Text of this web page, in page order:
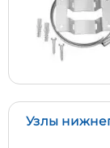
Узлы